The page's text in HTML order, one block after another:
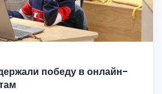
победу в онлайн-